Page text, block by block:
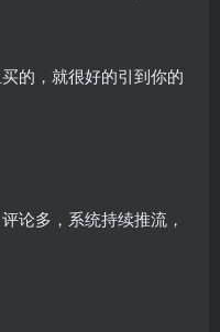
的，就很好的引到你的
论多，系统持续推流，